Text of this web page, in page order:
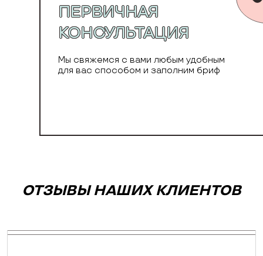
ПЕРВИЧНАЯ
КОНСУЛЬТАЦИЯ
Мы свяжемся с вами любым удобным
для вас способом и заполним бриф
ОТЗЫВЫ НАШИХ КЛИЕНТОВ